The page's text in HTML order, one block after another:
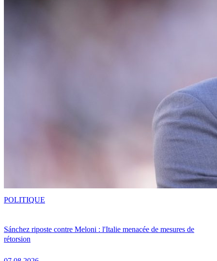
Sánchez riposte contre Meloni : l'Italie menacée de mesures de
rétorsion
POLITIQUE